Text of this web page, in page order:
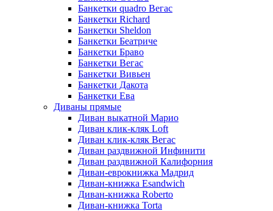
Банкетки quadro Вегас
Банкетки Richard
Банкетки Sheldon
Банкетки Беатриче
Банкетки Браво
Банкетки Вегас
Банкетки Вивьен
Банкетки Дакота
Банкетки Ева
Диваны прямые
Диван выкатной Марио
Диван клик-кляк Loft
Диван клик-кляк Вегас
Диван раздвижной Инфинити
Диван раздвижной Калифорния
Диван-еврокнижка Мадрид
Диван-книжка Esandwich
Диван-книжка Roberto
Диван-книжка Torta